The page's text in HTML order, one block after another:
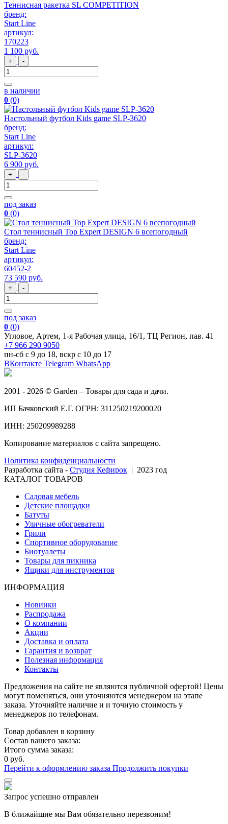
Теннисная ракетка SL COMPETITION
бренд:
Start Line
артикул:
170223
1 100 руб.
+ -
в наличии
0 (0)
Настольный футбол Kids game SLP-3620
бренд:
Start Line
артикул:
SLP-3620
6 900 руб.
+ -
под заказ
0 (0)
Стол теннисный Top Expert DESIGN 6 всепогодный
бренд:
Start Line
артикул:
60452-2
73 590 руб.
+ -
под заказ
0 (0)
Угловое, Артем, ​1-я Рабочая улица, 16/1, ТЦ Регион, пав. 41
+7 966 290 9050
пн-сб с 9 до 18, вскр с 10 до 17
ВКонтакте Telegram WhatsApp
2001 - 2026 © Garden – Товары для сада и дачи.
ИП Бачковский Е.Г. ОГРН: 311250219200020
ИНН: 250209989288
Копирование материалов с сайта запрещено.
Политика конфиденциальности
Разработка сайта - Студия Кефирок | 2023 год
КАТАЛОГ ТОВАРОВ
Садовая мебель
Детские площадки
Батуты
Уличные обогреватели
Грили
Спортивное оборудование
Биотуалеты
Товары для пикника
Ящики для инструментов
ИНФОРМАЦИЯ
Новинки
Распродажа
О компании
Акции
Доставка и оплата
Гарантия и возврат
Полезная информация
Контакты
Предложения на сайте не являются публичной офертой! Цены
могут поменяться, они уточняются менеджером на этапе
заказа. Уточняйте наличие и и точную стоимость у
менеджеров по телефонам.
Товар добавлен в корзину
Состав вашего заказа:
Итого сумма заказа:
0 руб.
Перейти к оформлению заказа Продолжить покупки
Запрос успешно отправлен
В ближайшие мы Вам обязательно перезвоним!